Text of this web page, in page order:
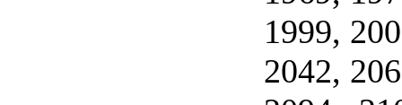
1999,
2042,